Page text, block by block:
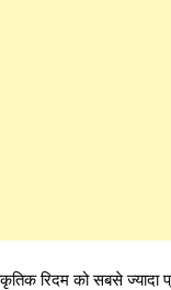
रिदम को सबसे